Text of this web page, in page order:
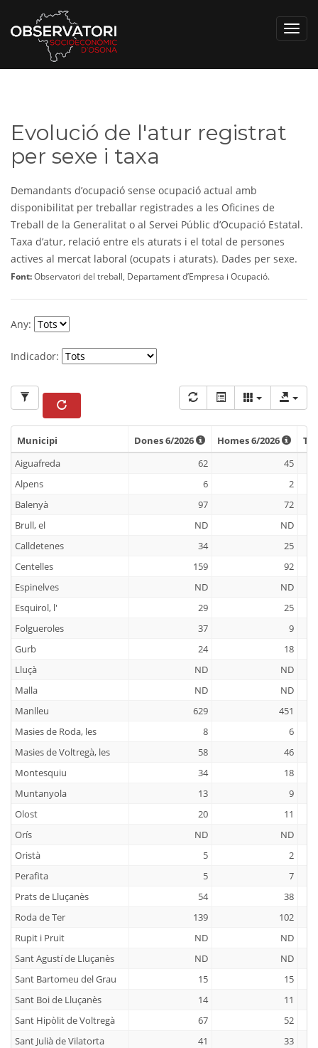
Evolució de l'atur registrat
per sexe i taxa
Demandants d’ocupació sense ocupació actual amb
disponibilitat per treballar registrades a les Oficines de
Treball de la Generalitat o al Servei Públic d’Ocupació Estatal.
Taxa d’atur, relació entre els aturats i el total de persones
actives al mercat laboral (ocupats i aturats). Dades per sexe.
Font:Observatori del treball, Departament d’Empresa i Ocupació.
Any:
Indicador:
Municipi Dones 6/2026 Homes 6/2026
Municipi Dones 6/2026 Homes 6/2026
Aiguafreda
62
45
Alpens
6
2
Balenyà
97
72
Brull, el
ND
ND
Calldetenes
34
25
Centelles
159
92
Espinelves
ND
ND
Esquirol, l'
29
25
Folgueroles
37
9
Gurb
24
18
Lluçà
ND
ND
Malla
ND
ND
Manlleu
629
451
Masies de Roda, les
8
6
Masies de Voltregà, les
58
46
Montesquiu
34
18
Muntanyola
13
9
Olost
20
11
Orís
ND
ND
Oristà
5
2
Perafita
5
7
Prats de Lluçanès
54
38
Roda de Ter
139
102
Rupit i Pruit
ND
ND
Sant Agustí de Lluçanès
ND
ND
Sant Bartomeu del Grau
15
15
Sant Boi de Lluçanès
14
11
Sant Hipòlit de Voltregà
67
52
Sant Julià de Vilatorta
41
33